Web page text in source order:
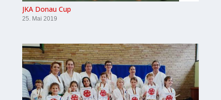
JKA Donau Cup
25. Mai 2019